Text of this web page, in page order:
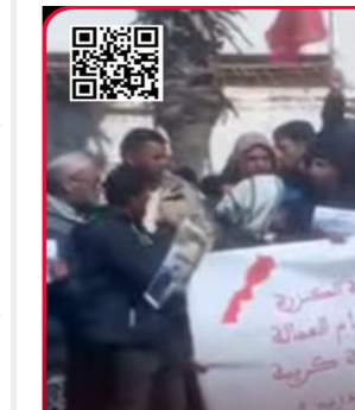
10:29
الجيش الملكي ينتفض ضد تعيين “ندالا”
يفجّر الأوضاع